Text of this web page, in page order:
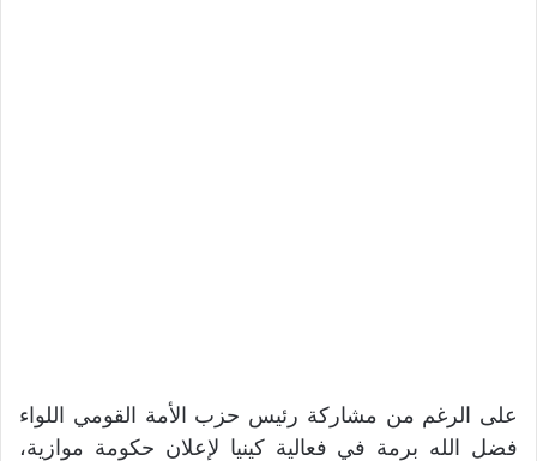
على الرغم من مشاركة رئيس حزب الأمة القومي اللواء
فضل الله برمة في فعالية كينيا لإعلان حكومة موازية،